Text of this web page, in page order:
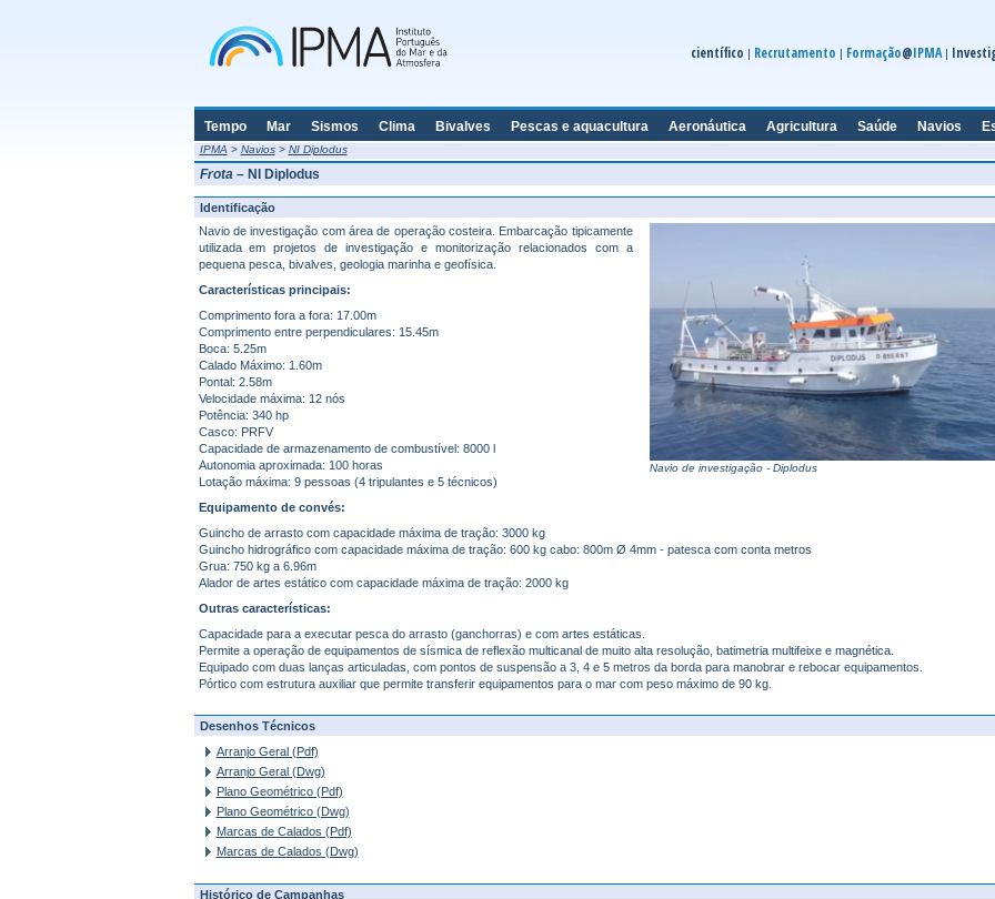
científico | Recrutamento | Formação@IPMA|
Tempo Mar Sismos Clima Bivalves Pescas e aquacultura Aeronáutica Agricultura Saúde Navios
IPMA > Navios > NI Diplodus
Frota– NI Diplodus
Identificação
Navio de investigação - Diplodus
Navio de investigação com área de operação costeira. Embarcação tipicamente
utilizada em projetos de investigação e monitorização relacionados com a
pequena pesca, bivalves, geologia marinha e geofísica.
Características principais:
Comprimento fora a fora: 17.00m
Comprimento entre perpendiculares: 15.45m
Boca: 5.25m
Calado Máximo: 1.60m
Pontal: 2.58m
Velocidade máxima: 12 nós
Potência: 340 hp
Casco: PRFV
Capacidade de armazenamento de combustível: 8000 l
Autonomia aproximada: 100 horas
Lotação máxima: 9 pessoas (4 tripulantes e 5 técnicos)
Equipamento de convés:
Guincho de arrasto com capacidade máxima de tração: 3000 kg
Guincho hidrográfico com capacidade máxima de tração: 600 kg cabo: 800m Ø 4mm - patesca com conta metros
Grua: 750 kg a 6.96m
Alador de artes estático com capacidade máxima de tração: 2000 kg
Outras características:
Capacidade para a executar pesca do arrasto (ganchorras) e com artes estáticas.
Permite a operação de equipamentos de sísmica de reflexão multicanal de muito alta resolução, batimetria multifeixe e magnética.
Equipado com duas lanças articuladas, com pontos de suspensão a 3, 4 e 5 metros da borda para manobrar e rebocar equipamentos.
Pórtico com estrutura auxiliar que permite transferir equipamentos para o mar com peso máximo de 90 kg.
Desenhos Técnicos
Arranjo Geral (Pdf)
Arranjo Geral (Dwg)
Plano Geométrico (Pdf)
Plano Geométrico (Dwg)
Marcas de Calados (Pdf)
Marcas de Calados (Dwg)
Histórico de Campanhas